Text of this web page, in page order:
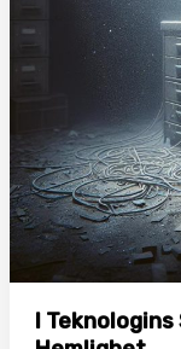
I Teknologins